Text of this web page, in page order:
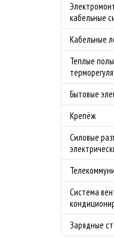
кабельные
Кабельные
Теплые
Бытовые
Крепёж
Силовые
Система
Зарядные